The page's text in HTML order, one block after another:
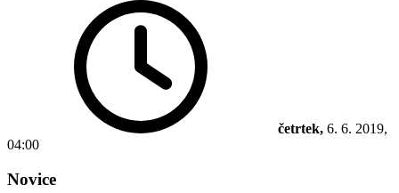
četrtek, 6. 6. 2019,
04:00
Novice